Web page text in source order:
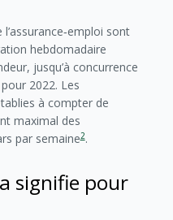
sont
hebdomadaire
jusqu’à concurrence
2022. Les
à compter de
maximal des
par semaine2.
signifie pour